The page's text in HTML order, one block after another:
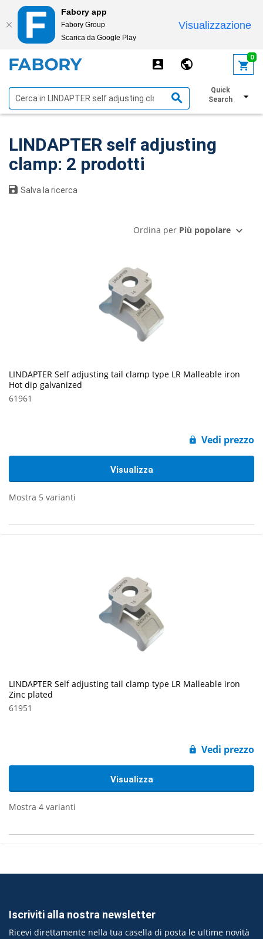
Fabory app
Fabory Group
Scarica da Google Play
Visualizzazione
0
Quick
Search
Mostra filtri
LINDAPTER self adjusting
clamp: 2 prodotti
Salva la ricerca
Ordina per Più popolare
LINDAPTER Self adjusting tail clamp type LR Malleable iron
Hot dip galvanized
61961
Vedi prezzo
Visualizza
Mostra 5 varianti
LINDAPTER Self adjusting tail clamp type LR Malleable iron
Zinc plated
61951
Vedi prezzo
Visualizza
Mostra 4 varianti
Iscriviti alla nostra newsletter
Ricevi direttamente nella tua casella di posta le ultime novità